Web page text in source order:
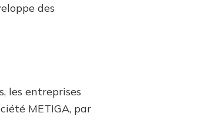
des
les entreprises
METIGA, par